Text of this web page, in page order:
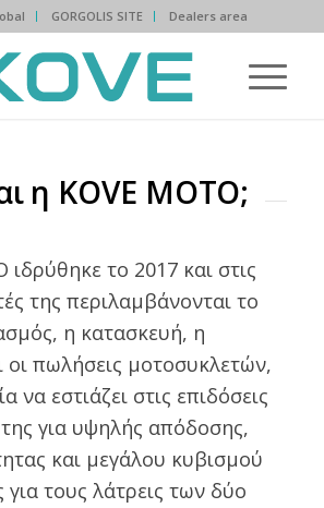
GORGOLIS SITE Dealers area
η KOVE ΜΟΤΟ;
το 2017 και στις
της περιλαμβάνονται το
η κατασκευή, η
πωλήσεις μοτοσυκλετών,
να εστιάζει στις επιδόσεις
για υψηλής απόδοσης,
και μεγάλου κυβισμού
για τους λάτρεις των δύο